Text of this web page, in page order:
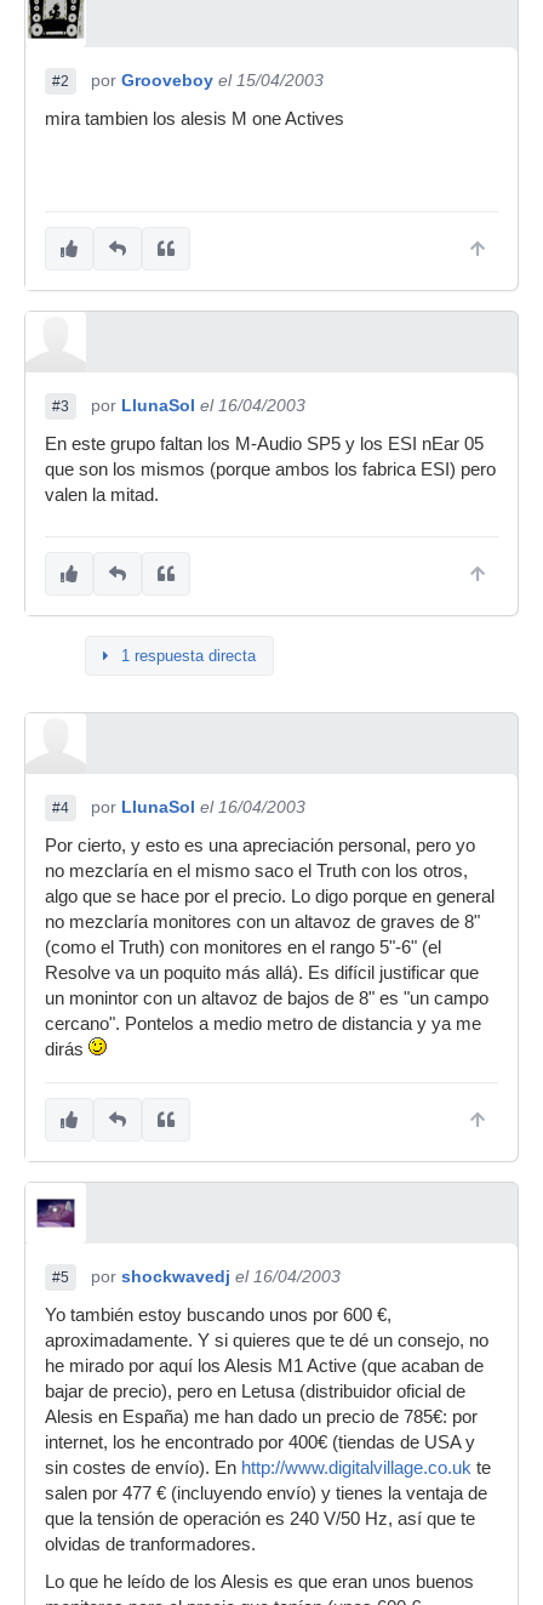
#2 por Grooveboy el 15/04/2003
mira tambien los alesis M one Actives
#3 por LlunaSol el 16/04/2003
En este grupo faltan los M-Audio SP5 y los ESI nEar 05
que son los mismos (porque ambos los fabrica ESI) pero
valen la mitad.
1 respuesta directa
#4 por LlunaSol el 16/04/2003
Por cierto, y esto es una apreciación personal, pero yo
no mezclaría en el mismo saco el Truth con los otros,
algo que se hace por el precio. Lo digo porque en general
no mezclaría monitores con un altavoz de graves de 8"
(como el Truth) con monitores en el rango 5"-6" (el
Resolve va un poquito más allá). Es difícil justificar que
un monintor con un altavoz de bajos de 8" es "un campo
cercano". Pontelos a medio metro de distancia y ya me
dirás
#5 por shockwavedj el 16/04/2003
Yo también estoy buscando unos por 600 €,
aproximadamente. Y si quieres que te dé un consejo, no
he mirado por aquí los Alesis M1 Active (que acaban de
bajar de precio), pero en Letusa (distribuidor oficial de
Alesis en España) me han dado un precio de 785€: por
internet, los he encontrado por 400€ (tiendas de USA y
sin costes de envío). En http://www.digitalvillage.co.uk te
salen por 477 € (incluyendo envío) y tienes la ventaja de
que la tensión de operación es 240 V/50 Hz, así que te
olvidas de tranformadores.
Lo que he leído de los Alesis es que eran unos buenos